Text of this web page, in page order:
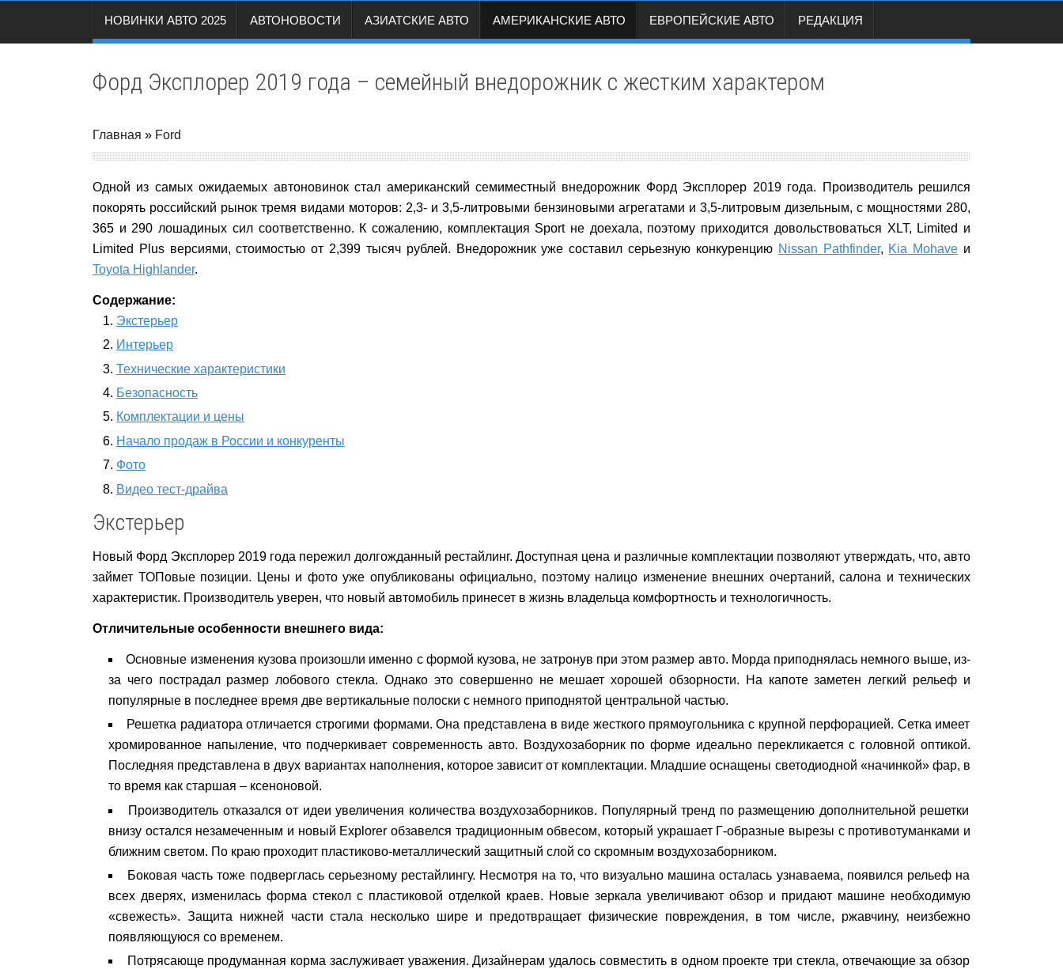
НОВИНКИ АВТО 2025 АВТОНОВОСТИ АЗИАТСКИЕ АВТО АМЕРИКАНСКИЕ АВТО ЕВРОПЕЙСКИЕ АВТО РЕДАКЦИЯ
Форд Эксплорер 2019 года – семейный внедорожник с жестким характером
Главная » Ford
Одной из самых ожидаемых автоновинок стал американский семиместный внедорожник Форд Эксплорер 2019 года. Производитель решился
покорять российский рынок тремя видами моторов: 2,3- и 3,5-литровыми бензиновыми агрегатами и 3,5-литровым дизельным, с мощностями 280,
365 и 290 лошадиных сил соответственно. К сожалению, комплектация Sport не доехала, поэтому приходится довольствоваться XLT, Limited и
Limited Plus версиями, стоимостью от 2,399 тысяч рублей. Внедорожник уже составил серьезную конкуренцию Nissan Pathfinder, Kia Mohave и
Toyota Highlander.
Содержание:
Экстерьер
Интерьер
Технические характеристики
Безопасность
Комплектации и цены
Начало продаж в России и конкуренты
Фото
Видео тест-драйва
Экстерьер
Новый Форд Эксплорер 2019 года пережил долгожданный рестайлинг. Доступная цена и различные комплектации позволяют утверждать, что, авто
займет ТОПовые позиции. Цены и фото уже опубликованы официально, поэтому налицо изменение внешних очертаний, салона и технических
характеристик. Производитель уверен, что новый автомобиль принесет в жизнь владельца комфортность и технологичность.
Отличительные особенности внешнего вида:
Основные изменения кузова произошли именно с формой кузова, не затронув при этом размер авто. Морда приподнялась немного выше, из-
за чего пострадал размер лобового стекла. Однако это совершенно не мешает хорошей обзорности. На капоте заметен легкий рельеф и
популярные в последнее время две вертикальные полоски с немного приподнятой центральной частью.
Решетка радиатора отличается строгими формами. Она представлена в виде жесткого прямоугольника с крупной перфорацией. Сетка имеет
хромированное напыление, что подчеркивает современность авто. Воздухозаборник по форме идеально перекликается с головной оптикой.
Последняя представлена в двух вариантах наполнения, которое зависит от комплектации. Младшие оснащены светодиодной «начинкой» фар, в
то время как старшая – ксеноновой.
Производитель отказался от идеи увеличения количества воздухозаборников. Популярный тренд по размещению дополнительной решетки
внизу остался незамеченным и новый Explorer обзавелся традиционным обвесом, который украшает Г-образные вырезы с противотуманками и
ближним светом. По краю проходит пластиково-металлический защитный слой со скромным воздухозаборником.
Боковая часть тоже подверглась серьезному рестайлингу. Несмотря на то, что визуально машина осталась узнаваема, появился рельеф на
всех дверях, изменилась форма стекол с пластиковой отделкой краев. Новые зеркала увеличивают обзор и придают машине необходимую
«свежесть». Защита нижней части стала несколько шире и предотвращает физические повреждения, в том числе, ржавчину, неизбежно
появляющуюся со временем.
Потрясающе продуманная корма заслуживает уважения. Дизайнерам удалось совместить в одном проекте три стекла, отвечающие за обзор